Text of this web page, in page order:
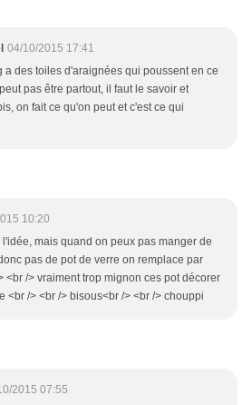
04/10/2015 17:41
a des toiles d'araignées qui poussent en ce
pas être partout, il faut le savoir et
on fait ce qu'on peut et c'est ce qui
10:20
mais quand on peux pas manger de
pas de pot de verre on remplace par
<br /> vraiment trop mignon ces pot décorer
<br /> <br /> bisous<br /> <br /> chouppi
2015 07:55